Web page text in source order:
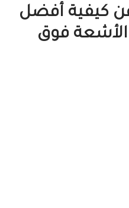
كيفية أفضل
الأشعة فوق